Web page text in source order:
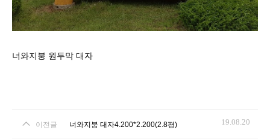
너와지붕 원두막 대자
이전글 너와지붕 대자4.200*2.200(2.8평) 19.08.20